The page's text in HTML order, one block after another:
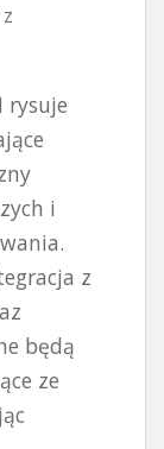
rysuje
i
z
będą
ze